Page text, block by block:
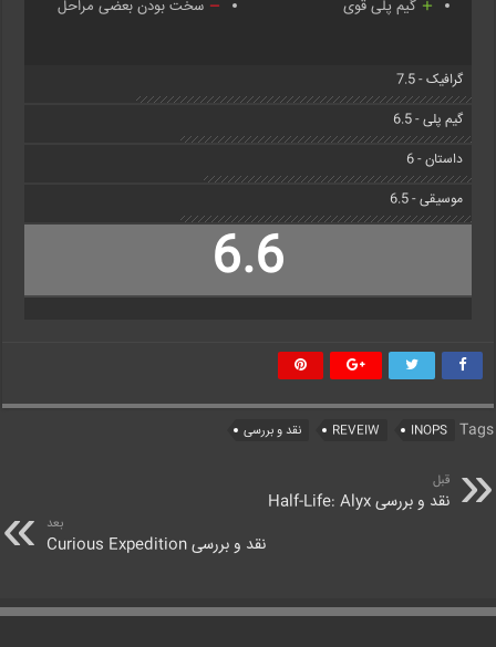
گیم پلی قوی
سخت بودن بعضی مراحل
گرافیک - 7.5
گیم پلی - 6.5
داستان - 6
موسیقی - 6.5
6.6
Tags
INOPS
REVEIW نقد و بررسی
قبل
نقد و بررسی Half-Life: Alyx
بعد
نقد و بررسی Curious Expedition